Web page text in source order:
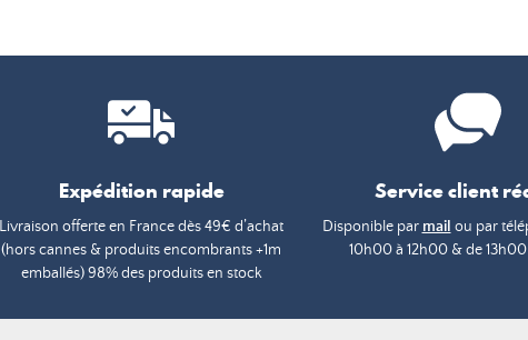
Expédition rapide
Livraison offerte en France dès 49€ d’achat
(hors cannes & produits encombrants +1m
emballés) 98% des produits en stock
Service client
Disponible par mail ou par
10h00 à 12h00 & de